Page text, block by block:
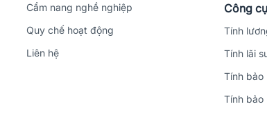
Cẩm nang nghề nghiệp
Quy chế hoạt động
Liên hệ
Công cụ
Tính
Tính lãi
Tính bảo
Tính bảo